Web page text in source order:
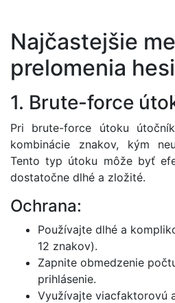
Najčastejšie
prelomenia
1. Brute-force
Pri brute-force útoku
kombinácie znakov, kým
Tento typ útoku môže byť
dostatočne dlhé a zložité.
Ochrana:
Používajte dlhé a
12 znakov).
Zapnite obmedzenie
prihlásenie.
Využívajte viacfaktorovú